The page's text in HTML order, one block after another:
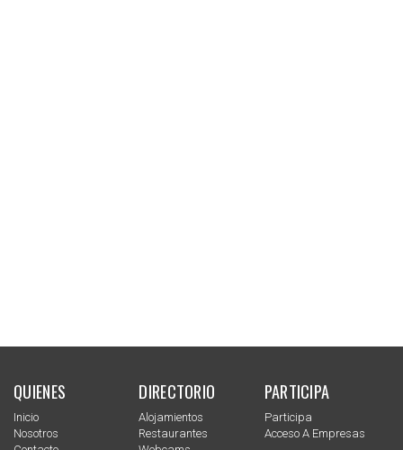
QUIENES
Inicio
Nosotros
DIRECTORIO
Alojamientos
Restaurantes
PARTICIPA
Participa
Acceso A Empresas